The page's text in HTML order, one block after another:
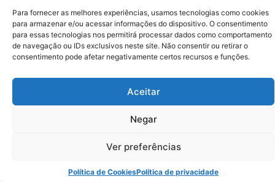
Para fornecer as melhores experiências, usamos tecnologias como cookies
para armazenar e/ou acessar informações do dispositivo. O consentimento
para essas tecnologias nos permitirá processar dados como comportamento
de navegação ou IDs exclusivos neste site. Não consentir ou retirar o
consentimento pode afetar negativamente certos recursos e funções.
Aceitar
Negar
Ver preferências
Política de CookiesPolítica de privacidade